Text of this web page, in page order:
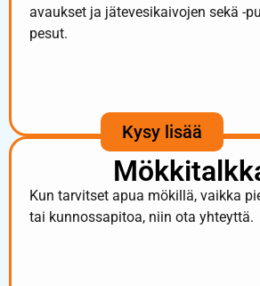
avaukset ja jätevesikaivojen sekä -
pesut.
Kysy lisää
Kun tarvitset apua mökillä, vaikka
tai kunnossapitoa, niin ota yhteyttä.